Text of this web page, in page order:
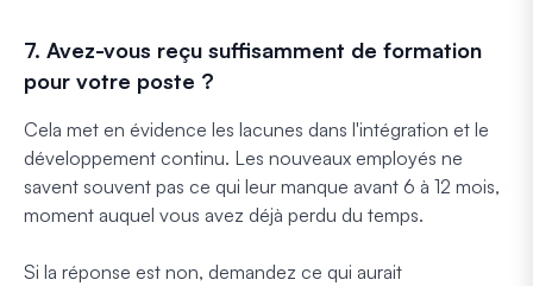
7. Avez-vous reçu suffisamment de formation
pour votre poste ?
Cela met en évidence les lacunes dans l'intégration et le
développement continu. Les nouveaux employés ne
savent souvent pas ce qui leur manque avant 6 à 12 mois,
moment auquel vous avez déjà perdu du temps.
Si la réponse est non, demandez ce qui aurait